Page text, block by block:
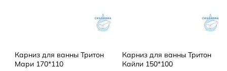
Карниз для ванны Тритон
Мари 170*110
Карниз для ванны Тритон
Кайли 150*100